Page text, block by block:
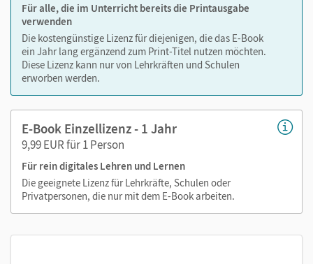
Die Medien sind wichtige Bestandteile dieses E-Books. Sie
sind seitengenau platziert, damit Sie und Ihre Schüler/-innen
jederzeit unkompliziert darauf zugreifen können. So
gestalten Sie das Lehren und Lernen zeitsparend und
abwechslungsreich. Kein Medienwechsel! Kein
zeitaufwendiges Suchen!
Medien in diesem E-Book:
Programmiervorlagen
Bastelvorlagen
Dateivorlagen
Arbeitsblätter als Hilfe für Aufgaben im Schulbuch
Für alle, die im Unterricht bereits die Printausgabe
verwenden
Die kostengünstige Lizenz für diejenigen, die das E-Book
ein Jahr lang ergänzend zum Print-Titel nutzen möchten.
Diese Lizenz kann nur von Lehrkräften und Schulen
erworben werden.
E-Book Einzellizenz - 1 Jahr
9,99 EUR für 1 Person
Für rein digitales Lehren und Lernen
Die geeignete Lizenz für Lehrkräfte, Schulen oder
Privatpersonen, die nur mit dem E-Book arbeiten.